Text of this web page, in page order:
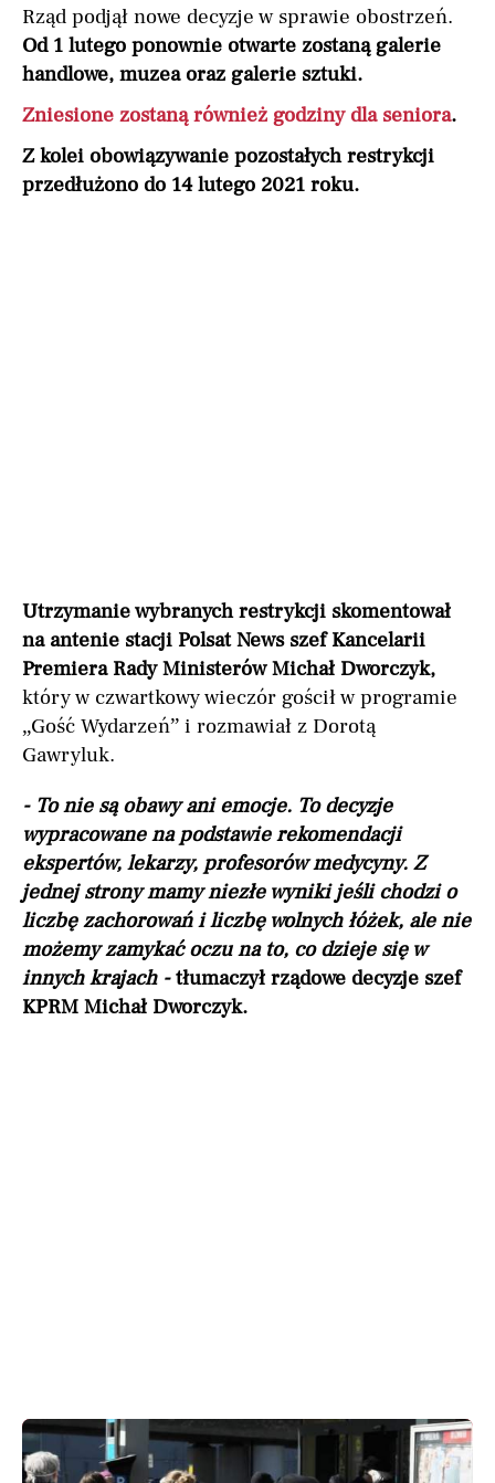
Rząd podjął nowe decyzje w sprawie obostrzeń.
Od 1 lutego ponownie otwarte zostaną galerie
handlowe, muzea oraz galerie sztuki.
Zniesione zostaną również godziny dla seniora.
Z kolei obowiązywanie pozostałych restrykcji
przedłużono do 14 lutego 2021 roku.
Utrzymanie wybranych restrykcji skomentował
na antenie stacji Polsat News szef Kancelarii
Premiera Rady Ministerów Michał Dworczyk,
który w czwartkowy wieczór gościł w programie
„Gość Wydarzeń” i rozmawiał z Dorotą
Gawryluk.
- To nie są obawy ani emocje. To decyzje
wypracowane na podstawie rekomendacji
ekspertów, lekarzy, profesorów medycyny. Z
jednej strony mamy niezłe wyniki jeśli chodzi o
liczbę zachorowań i liczbę wolnych łóżek, ale nie
możemy zamykać oczu na to, co dzieje się w
innych krajach -tłumaczył rządowe decyzje szef
KPRM Michał Dworczyk.